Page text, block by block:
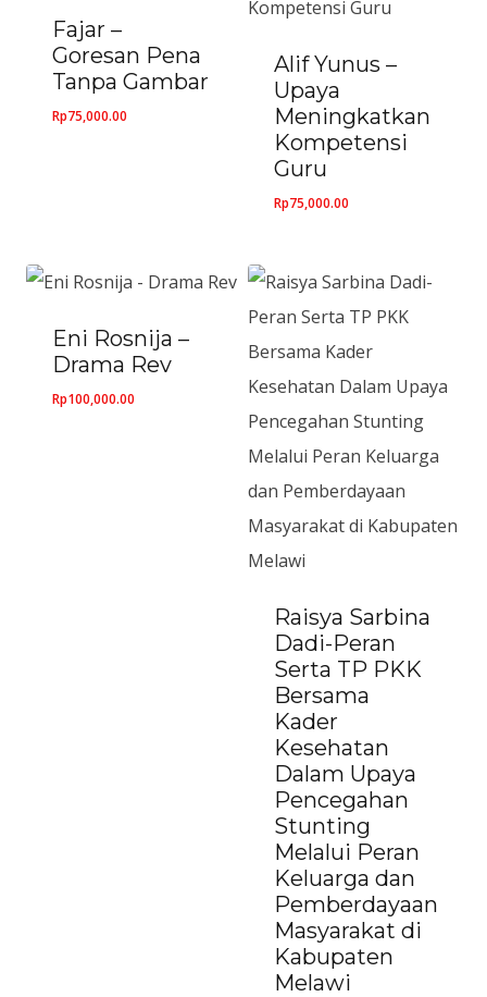
Pulang
dengan
yang
tentang
Doa,
dan
Kepasrahan
Fajar –
Goresan Pena
Tanpa Gambar
Rp75,000.00
Alif Yunus –
Upaya
Meningkatkan
Kompetensi
Guru
Rp75,000.00
Eni Rosnija –
Drama Rev
Rp100,000.00
Raisya Sarbina
Dadi-Peran
Serta TP PKK
Bersama
Kader
Kesehatan
Dalam Upaya
Pencegahan
Stunting
Melalui Peran
Keluarga dan
Pemberdayaan
Masyarakat di
Kabupaten
Melawi